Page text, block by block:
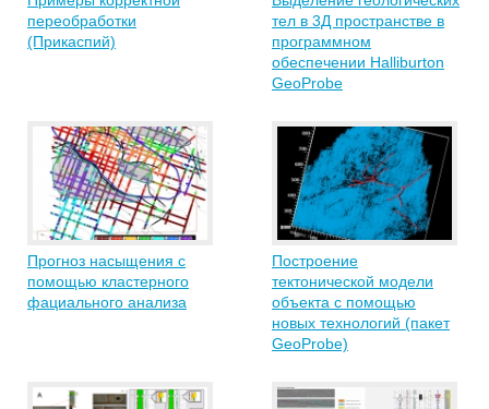
переобработки
(Прикаспий)
тел в 3Д пространстве в
программном
обеспечении Halliburton
GeoProbe
Прогноз насыщения с
помощью кластерного
фациального анализа
Построение
тектонической модели
объекта с помощью
новых технологий (пакет
GeoProbe)